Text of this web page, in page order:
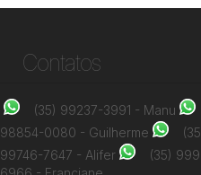
Contatos
(35) 99237-3991 - Manu
98854-0080 - Guilherme
99746-7647 - Alifer
(35)